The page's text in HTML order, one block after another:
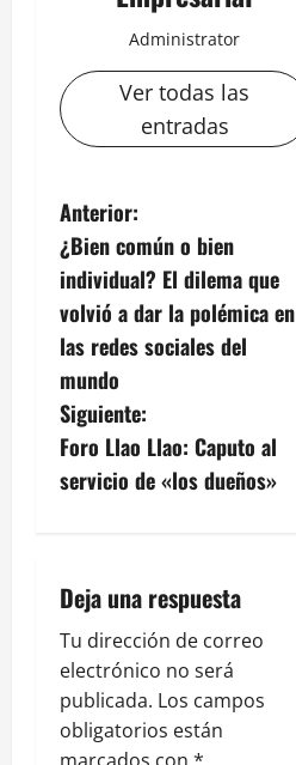
Administrator
Ver todas las
entradas
N
a
v
e
g
a
ó
n
d
Anterior:
¿Bien común o bien
individual? El dilema que
volvió a dar la polémica en
las redes sociales del
mundo
Siguiente:
Foro Llao Llao: Caputo al
servicio de «los dueños»
Deja una respuesta
Tu dirección de correo
electrónico no será
publicada. Los campos
obligatorios están
marcados con *